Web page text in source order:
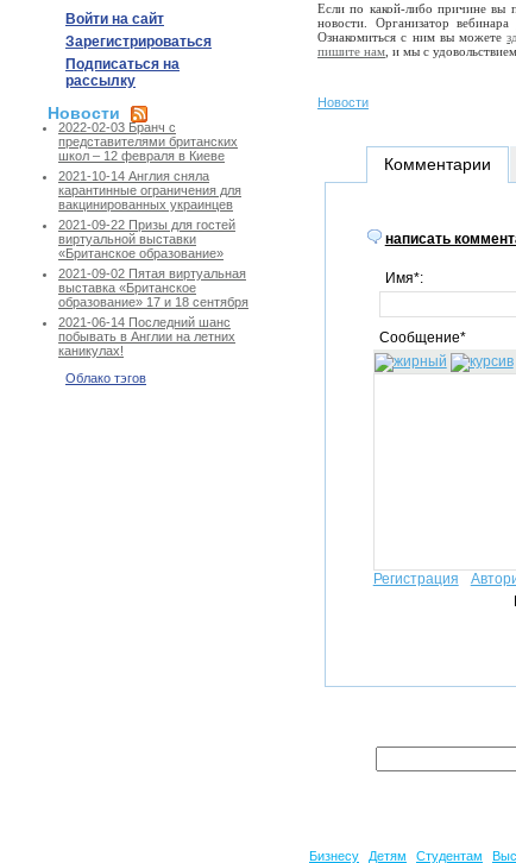
Войти на сайт
Зарегистрироваться
Подписаться на
рассылку
Новости
2022-02-03 Бранч с
представителями британских
школ – 12 февраля в Киеве
2021-10-14 Англия сняла
карантинные ограничения для
вакцинированных украинцев
2021-09-22 Призы для гостей
виртуальной выставки
«Британское образование»
2021-09-02 Пятая виртуальная
выставка «Британское
образование» 17 и 18 сентября
2021-06-14 Последний шанс
побывать в Англии на летних
каникулах!
Облако тэгов
Если по какой-либо причине вы
новости. Организатор вебинара
Ознакомиться с ним вы можете
пишите нам , и мы с
Новости
Комментарии
написать
Имя*:
Сообщение*
Регистрация
Бизнесу Детям Студентам